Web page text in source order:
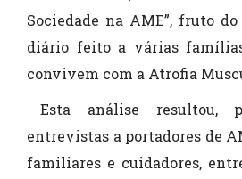
Sociedade na AME”, fruto
diário feito a várias
convivem com a Atrofia
Esta análise resultou,
entrevistas a portadores de
familiares e cuidadores,